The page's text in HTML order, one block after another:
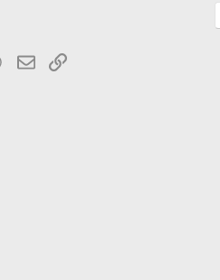
WhatsApp
EmailLink